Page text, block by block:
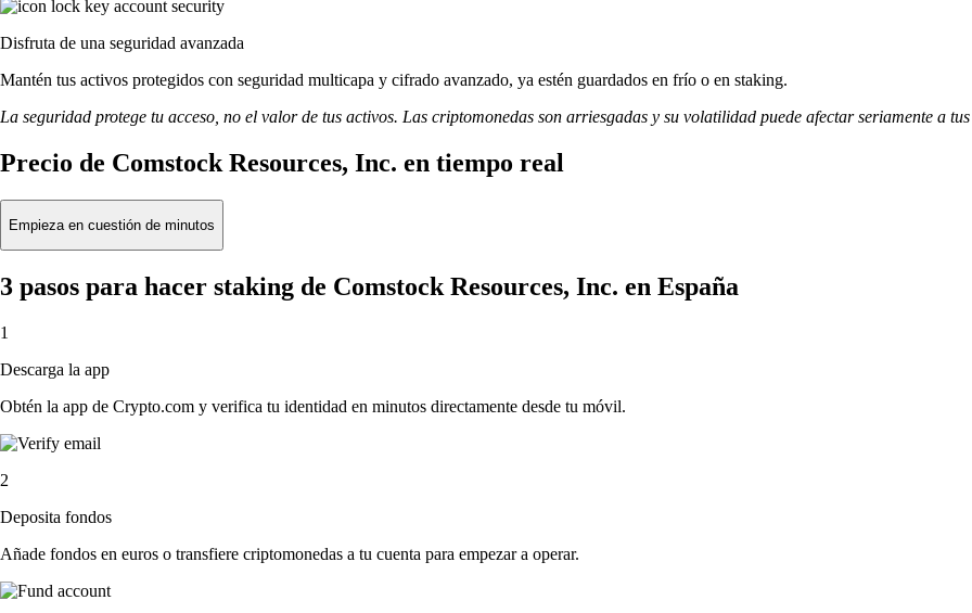
Disfruta de una seguridad avanzada
Mantén tus activos protegidos con seguridad multicapa y cifrado avanzado, ya estén guardados en frío o en staking.
La seguridad protege tu acceso, no el valor de tus activos. Las criptomonedas son arriesgadas y su volatilidad puede afectar seriamente a
Precio de Comstock Resources, Inc. en tiempo real
Empieza en cuestión de minutos
3 pasos para hacer staking de Comstock Resources, Inc. en España
1
Descarga la app
Obtén la app de Crypto.com y verifica tu identidad en minutos directamente desde tu móvil.
2
Deposita fondos
Añade fondos en euros o transfiere criptomonedas a tu cuenta para empezar a operar.